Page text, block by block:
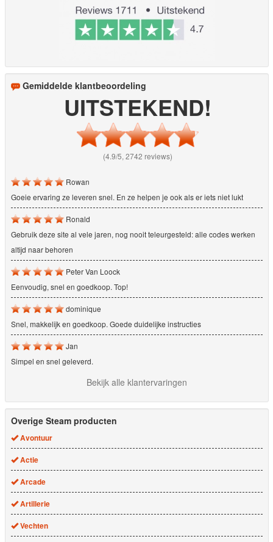
Gemiddelde klantbeoordeling
UITSTEKEND!
(4.9/5, 2742 reviews)
Rowan
Goeie ervaring ze leveren snel. En ze helpen je ook als er iets niet lukt
Ronald
Gebruik deze site al vele jaren, nog nooit teleurgesteld: alle codes werken
altijd naar behoren
Peter Van Loock
Eenvoudig, snel en goedkoop. Top!
dominique
Snel, makkelijk en goedkoop. Goede duidelijke instructies
Jan
Simpel en snel geleverd.
Bekijk alle klantervaringen
Overige Steam producten
Avontuur
Actie
Arcade
Artillerie
Vechten